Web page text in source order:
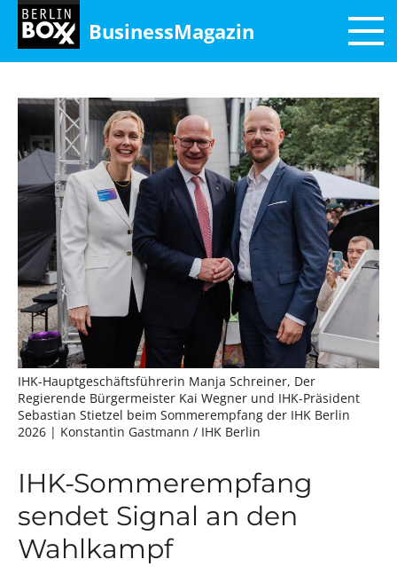
BusinessMagazin
IHK-Hauptgeschäftsführerin Manja Schreiner, Der
Regierende Bürgermeister Kai Wegner und IHK-Präsident
Sebastian Stietzel beim Sommerempfang der IHK Berlin
2026 | Konstantin Gastmann / IHK Berlin
IHK-Sommerempfang
sendet Signal an den
Wahlkampf